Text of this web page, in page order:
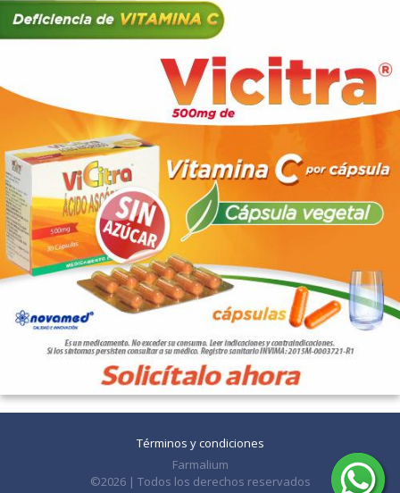
Términos y condiciones
Farmalium
©2026 | Todos los derechos reservados